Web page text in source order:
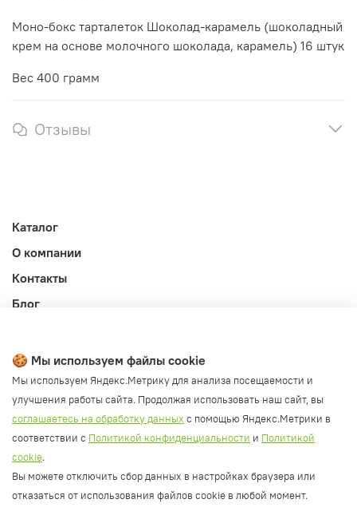
Моно-бокс тарталеток Шоколад-карамель (шоколадный
крем на основе молочного шоколада, карамель) 16 штук
Вес 400 грамм
Отзывы
Каталог
О компании
Контакты
Блог
Публичная оферта
Политика конфиденциальности и обработки ПД
Согласие на обработку ПД
Согласие на рассылку
Согласие на обработку cookie файлов
Политика cookie
🍪 Мы используем файлы cookie
Мы используем Яндекс.Метрику для анализа посещаемости и
улучшения работы сайта. Продолжая использовать наш сайт, вы
соглашаетесь на обработку данных с помощью Яндекс.Метрики в
соответствии с Политикой конфиденциальности и Политикой
cookie.
Вы можете отключить сбор данных в настройках браузера или
отказаться от использования файлов cookie в любой момент.